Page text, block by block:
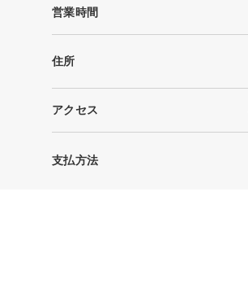
営業時間
住所
アクセス
支払方法